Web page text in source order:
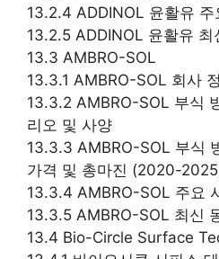
13.2.4 ADDINOL 윤활유 주
13.2.5 ADDINOL 윤활유 최
13.3 AMBRO-SOL
13.3.1 AMBRO-SOL 회사
13.3.2 AMBRO-SOL 부식
리오 및 사양
13.3.3 AMBRO-SOL 부식
가격 및 총마진 (2020-
13.3.4 AMBRO-SOL 주요
13.3.5 AMBRO-SOL 최신
13.4 Bio-Circle Surface